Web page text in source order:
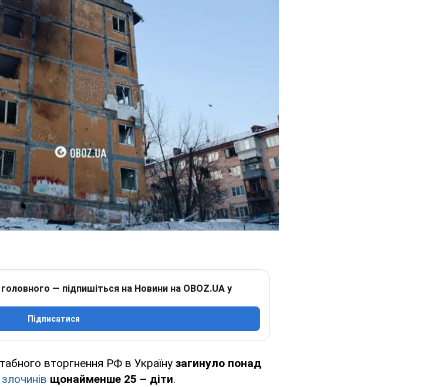
— підпишіться на Новини на OBOZ.UA у
Підписатися
вторгнення РФ в Україну загинуло понад
щонайменше 25 – діти.